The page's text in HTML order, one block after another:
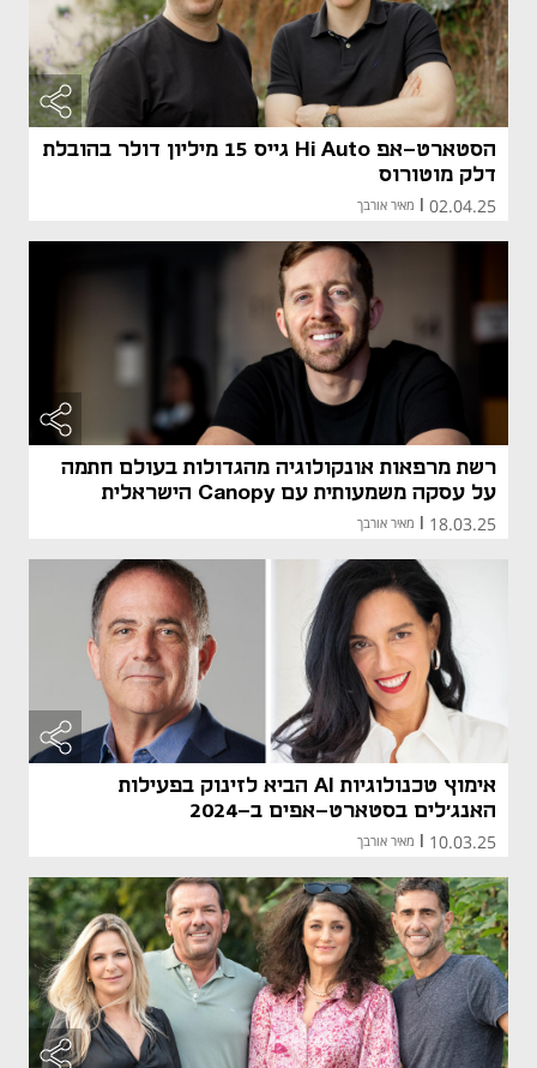
הסטארט-אפ Hi Auto גייס 15 מיליון דולר בהובלת
דלק מוטורוס
02.04.25 מאיר אורבך
רשת מרפאות אונקולוגיה מהגדולות בעולם חתמה
על עסקה משמעותית עם Canopy הישראלית
18.03.25 מאיר אורבך
אימוץ טכנולוגיות AI הביא לזינוק בפעילות
האנג'לים בסטארט-אפים ב-2024
10.03.25 מאיר אורבך